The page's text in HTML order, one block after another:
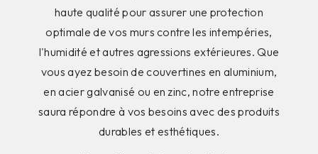
haute qualité pour assurer une protection
optimale de vos murs contre les intempéries,
l'humidité et autres agressions extérieures. Que
vous ayez besoin de couvertines en aluminium,
en acier galvanisé ou en zinc, notre entreprise
saura répondre à vos besoins avec des produits
durables et esthétiques.